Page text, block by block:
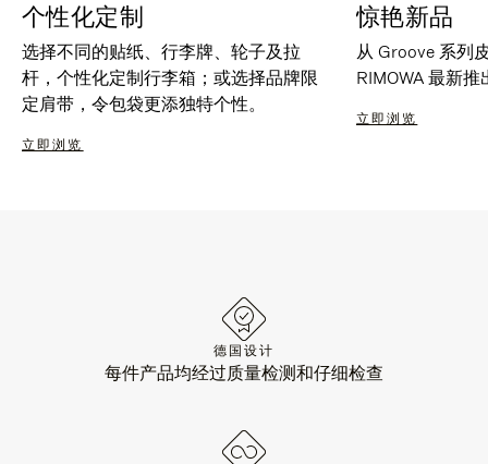
个性化定制
选择不同的贴纸、行李牌、轮子及拉
杆，个性化定制行李箱；或选择品牌限
定肩带，令包袋更添独特个性。
立即浏览
惊艳新品
从 Groove 系列
RIMOWA 最新
立即浏览
德国设计
每件产品均经过质量检测和仔细检查